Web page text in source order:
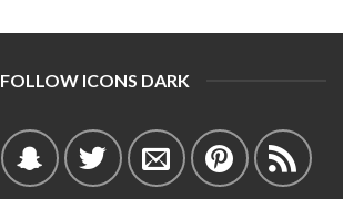
FOLLOW ICONS DARK